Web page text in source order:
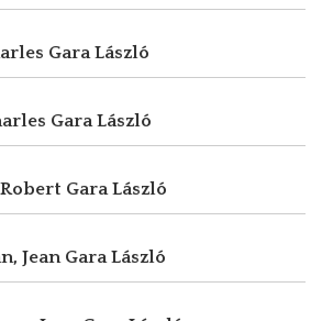
Gara László
Gara László
Robert Gara László
Jean Gara László